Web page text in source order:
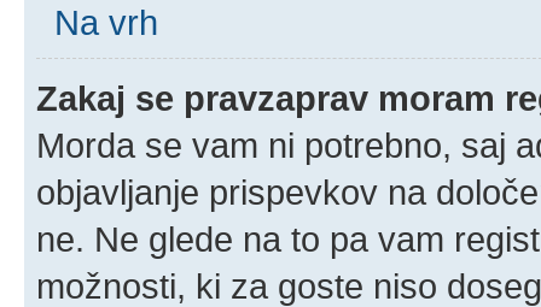
Na vrh
Zakaj se pravzaprav moram
Morda se vam ni potrebno, saj
objavljanje prispevkov na
ne. Ne glede na to pa vam
možnosti, ki za goste niso